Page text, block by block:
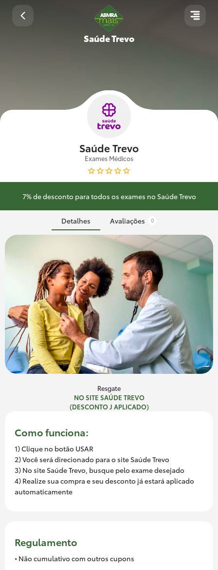
Saúde Trevo
Saúde Trevo
Exames Médicos
7% de desconto para todos os exames no Saúde Trevo
Detalhes Avaliações 0
Resgate
NO SITE SAÚDE TREVO
(DESCONTO J APLICADO)
Como funciona:
1) Clique no botão USAR
2) Você será direcionado para o site Saúde Trevo
3) No site Saúde Trevo, busque pelo exame desejado
4) Realize sua compra e seu desconto já estará aplicado
automaticamente
Regulamento
• Não cumulativo com outros cupons